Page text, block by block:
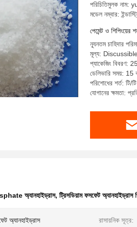
পরিচিতিমুলক নাম:
মডেল নম্বার:
পেমেন্ট ও শিপিংয়ের
ন্যূনতম চাহিদার
মূল্য: Discussible
প্যাকেজিং বিবরণ:
ডেলিভারি সময়: 15
পরিশোধের শর্ত: টি/টি
যোগানের ক্ষমতা:
অ্যানহাইড্রাস, ট্রিসডিয়াম ফসফেট অ্যানহাইড্রাস
অ্যানহাইড্রাস রাসায়নিক সূত্র: